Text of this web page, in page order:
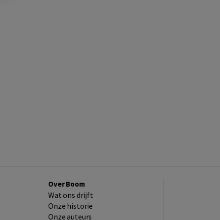
Over Boom
Wat ons drijft
Onze historie
Onze auteurs